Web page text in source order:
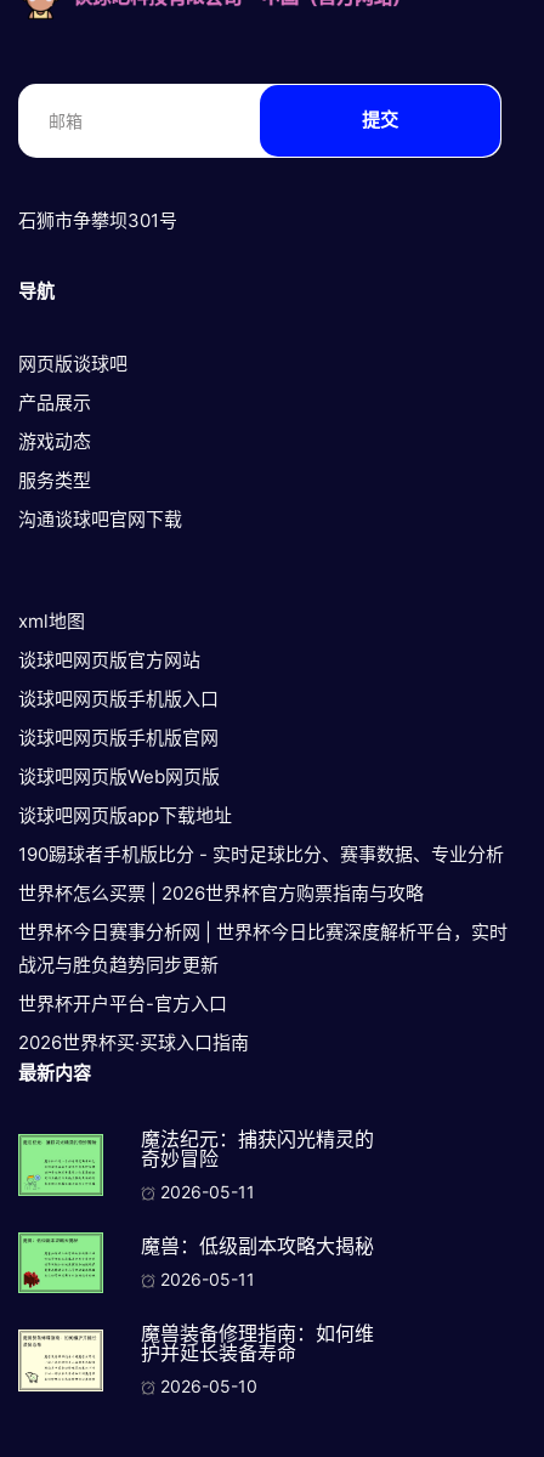
提交
石狮市争攀坝301号
导航
网页版谈球吧
产品展示
游戏动态
服务类型
沟通谈球吧官网下载
xml地图
谈球吧网页版官方网站
谈球吧网页版手机版入口
谈球吧网页版手机版官网
谈球吧网页版Web网页版
谈球吧网页版app下载地址
190踢球者手机版比分 - 实时足球比分、赛事数据、专业分析
世界杯怎么买票 | 2026世界杯官方购票指南与攻略
世界杯今日赛事分析网 | 世界杯今日比赛深度解析平台，实时
战况与胜负趋势同步更新
世界杯开户平台-官方入口
2026世界杯买·买球入口指南
最新内容
魔法纪元：捕获闪光精灵的
奇妙冒险
2026-05-11
魔兽：低级副本攻略大揭秘
2026-05-11
魔兽装备修理指南：如何维
护并延长装备寿命
2026-05-10